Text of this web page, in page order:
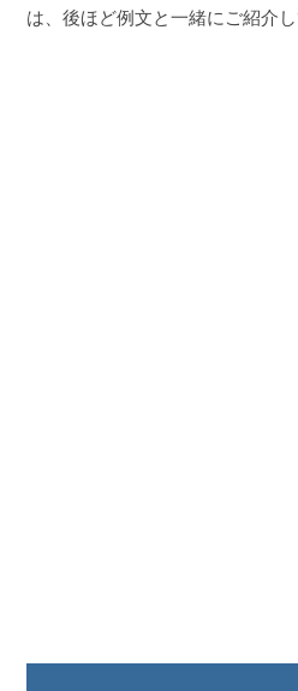
は、後ほど例文と一緒にご紹介